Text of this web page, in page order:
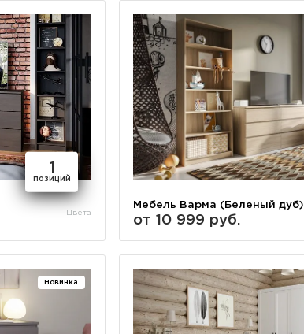
1
позиций
Цвета
Мебель Варма (Беленый дуб)
от 10 999 руб.
Новинка